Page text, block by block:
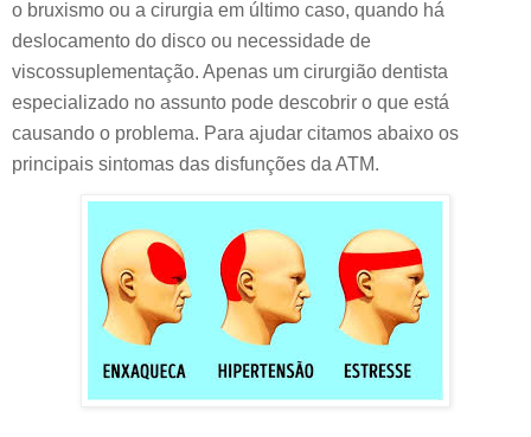
o bruxismo ou a cirurgia em último caso, quando há
deslocamento do disco ou necessidade de
viscossuplementação. Apenas um cirurgião dentista
especializado no assunto pode descobrir o que está
causando o problema. Para ajudar citamos abaixo os
principais sintomas das disfunções da ATM.